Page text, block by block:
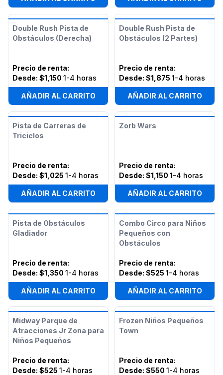
Double Rush Pista de
Obstáculos (Derecha)
Precio de renta:
Desde: $1,150 1-4 horas
AÑADIR AL CARRITO
Double Rush Pista de
Obstáculos (2 Partes)
Precio de renta:
Desde: $1,875 1-4 horas
AÑADIR AL CARRITO
Pista de Carreras de
Triciclos
Precio de renta:
Desde: $1,025 1-4 horas
AÑADIR AL CARRITO
Zorb Wars
Precio de renta:
Desde: $1,150 1-4 horas
AÑADIR AL CARRITO
Pista de Obstáculos
Gladiador
Precio de renta:
Desde: $1,350 1-4 horas
AÑADIR AL CARRITO
Combo Circo para Niños
Pequeños con
Obstáculos
Precio de renta:
Desde: $525 1-4 horas
AÑADIR AL CARRITO
Midway Parque de
Atracciones Jr Zona para
Niños Pequeños
Precio de renta:
Desde: $525 1-4 horas
Frozen Niños Pequeños
Town
Precio de renta:
Desde: $550 1-4 horas